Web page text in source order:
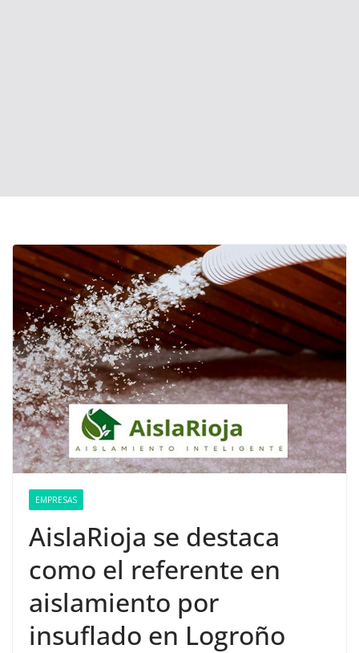
EMPRESAS
AislaRioja se destaca
como el referente en
aislamiento por
insuflado en Logroño